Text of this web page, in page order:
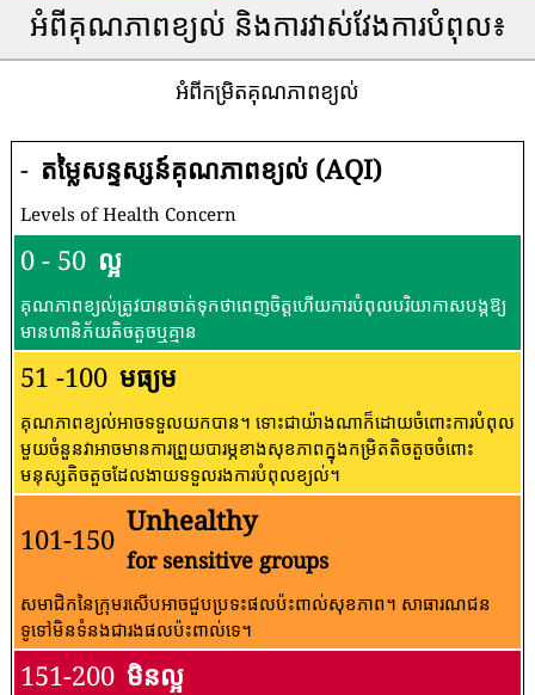
អំពីគុណភាពខ្យល់ និងការវាស់វែងការបំពុល៖
អំពីកម្រិតគុណភាពខ្យល់
- តម្លៃសន្ទស្សន៍គុណភាពខ្យល់ (AQI)
Levels of Health Concern
0 - 50 ល្អ
គុណភាពខ្យល់ត្រូវបានចាត់ទុកថាពេញចិត្តហើយការបំពុលបរិយាកាសបង្កឱ្យ
មានហានិភ័យតិចតួចឬគ្មាន
51 -100 មធ្យម
គុណភាពខ្យល់អាចទទួលយកបាន។ ទោះជាយ៉ាងណាក៏ដោយចំពោះការបំពុល
មួយចំនួនវាអាចមានការព្រួយបារម្ភខាងសុខភាពក្នុងកម្រិតតិចតួចចំពោះ
មនុស្សតិចតួចដែលងាយទទួលរងការបំពុលខ្យល់។
101-150
Unhealthy
for sensitive groups
សមាជិកនៃក្រុមរសើបអាចជួបប្រទះផលប៉ះពាល់សុខភាព។ សាធារណជន​
ទូទៅ​មិន​ទំនង​ជា​រង​ផល​ប៉ះពាល់​ទេ។
151-200 មិនល្អ